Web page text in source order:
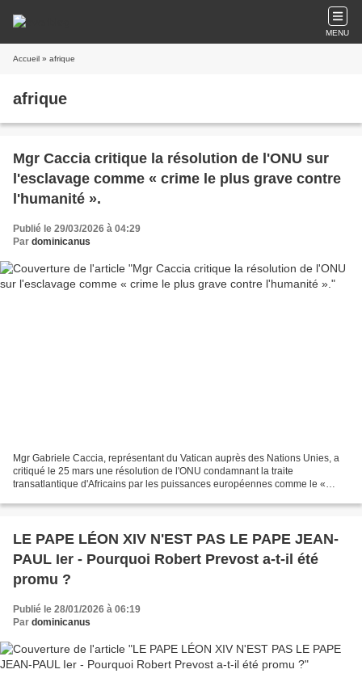
MENU
Accueil » afrique
afrique
Mgr Caccia critique la résolution de l'ONU sur
l'esclavage comme « crime le plus grave contre
l'humanité ».
Publié le 29/03/2026 à 04:29
Par dominicanus
Mgr Gabriele Caccia, représentant du Vatican auprès des Nations Unies, a
critiqué le 25 mars une résolution de l'ONU condamnant la traite
transatlantique d'Africains par les puissances européennes comme le «
LE PAPE LÉON XIV N'EST PAS LE PAPE JEAN-
PAUL Ier - Pourquoi Robert Prevost a-t-il été
promu ?
Publié le 28/01/2026 à 06:19
Par dominicanus